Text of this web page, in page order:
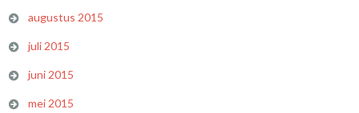
augustus 2015
juli 2015
juni 2015
mei 2015